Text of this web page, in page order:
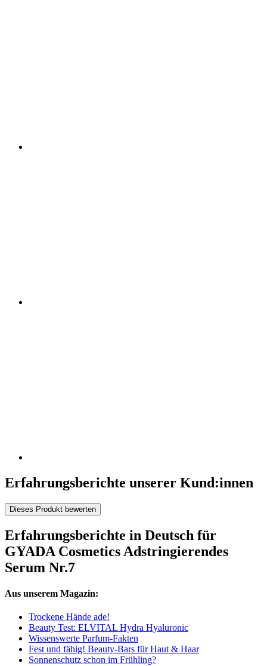
Erfahrungsberichte unserer Kund:innen
Dieses Produkt bewerten
Erfahrungsberichte in Deutsch für
GYADA Cosmetics Adstringierendes
Serum Nr.7
Aus unserem Magazin:
Trockene Hände ade!
Beauty Test: ELVITAL Hydra Hyaluronic
Wissenswerte Parfum-Fakten
Fest und fähig! Beauty-Bars für Haut & Haar
Sonnenschutz schon im Frühling?